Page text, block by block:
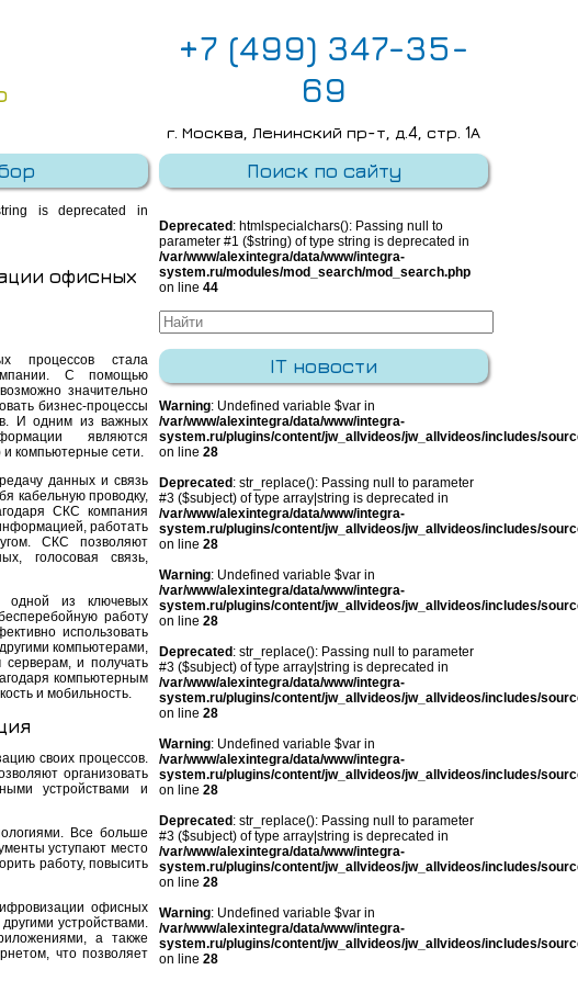
+7 (499) 347-35-
69
г. Москва, Ленинский пр-т, д.4, стр. 1А
E-mail:info@integra-system.ru
is deprecated in
офисных
процессов стала
С помощью
значительно
бизнес-процессы
И одним из важных
являются
компьютерные сети.
данных и связь
кабельную проводку,
СКС компания
работать
СКС позволяют
голосовая связь,
одной из ключевых
работу
использовать
компьютерами,
и получать
компьютерным
и мобильность.
своих процессов.
организовать
устройствами и
Все больше
уступают место
работу, повысить
офисных
устройствами.
а также
что позволяет
Поиск по сайту
Deprecated : htmlspecialchars(): Passing null to
parameter #1 ($string) of type string is deprecated in
/var/www/alexintegra/data/www/integra-
system.ru/modules/mod_search/mod_search.php
on line 44
IT новости
Warning: Undefined variable $var in
/var/www/alexintegra/data/www/integra-
system.ru/plugins/content/jw_allvideos/jw_allvideos/includes/
on line 28
Deprecated : str_replace(): Passing null to parameter
#3 ($subject) of type array|string is deprecated in
/var/www/alexintegra/data/www/integra-
system.ru/plugins/content/jw_allvideos/jw_allvideos/includes/
on line 28
Warning: Undefined variable $var in
/var/www/alexintegra/data/www/integra-
system.ru/plugins/content/jw_allvideos/jw_allvideos/includes/
on line 28
Deprecated : str_replace(): Passing null to parameter
#3 ($subject) of type array|string is deprecated in
/var/www/alexintegra/data/www/integra-
system.ru/plugins/content/jw_allvideos/jw_allvideos/includes/
on line 28
Warning: Undefined variable $var in
/var/www/alexintegra/data/www/integra-
system.ru/plugins/content/jw_allvideos/jw_allvideos/includes/
on line 28
Deprecated : str_replace(): Passing null to parameter
#3 ($subject) of type array|string is deprecated in
/var/www/alexintegra/data/www/integra-
system.ru/plugins/content/jw_allvideos/jw_allvideos/includes/
on line 28
Warning: Undefined variable $var in
/var/www/alexintegra/data/www/integra-
system.ru/plugins/content/jw_allvideos/jw_allvideos/includes/
on line 28